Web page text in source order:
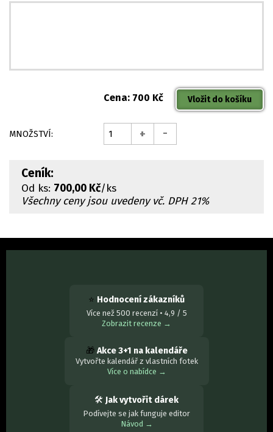
Cena: 700 Kč
MNOŽSTVÍ: + -
Ceník:
Od ks: 700,00 Kč/ks
Všechny ceny jsou uvedeny vč. DPH 21%
⭐ Hodnocení zákazníků
Více než 500 recenzí • 4,9 / 5
Zobrazit recenze →
🎁 Akce 3+1 na kalendáře
Vytvořte kalendář z vlastních fotek
Více o nabídce →
🛠 Jak vytvořit dárek
Podívejte se jak funguje editor
Návod →